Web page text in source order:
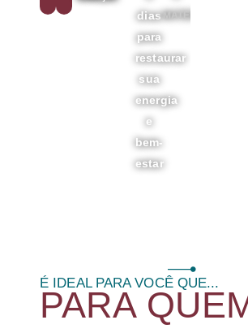
dias
para
restaurar
sua
energia
e
bem-
estar
É IDEAL PARA VOCÊ QUE...
PARA